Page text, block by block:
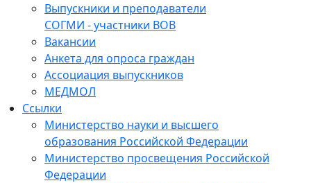
Выпускники и преподаватели
СОГМИ - участники ВОВ
Вакансии
Анкета для опроса граждан
Ассоциация выпускников
МЕДМОЛ
Ссылки
Министерство науки и высшего
образования Российской Федерации
Министерство просвещения Российской
Федерации